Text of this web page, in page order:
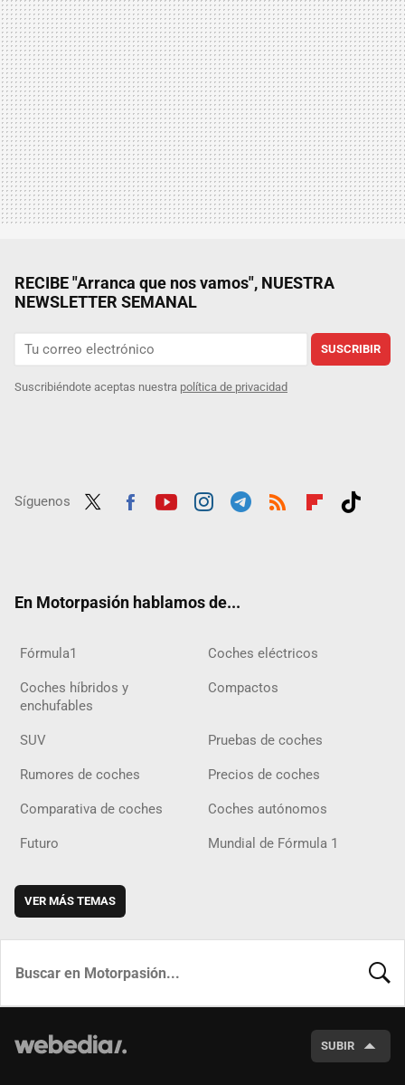
RECIBE "Arranca que nos vamos", NUESTRA
NEWSLETTER SEMANAL
SUSCRIBIR
Suscribiéndote aceptas nuestra política de privacidad
Síguenos
En Motorpasión hablamos de...
Fórmula1 Coches eléctricos
Coches híbridos y
enchufables
Compactos
SUV Pruebas de coches
Rumores de coches Precios de coches
Comparativa de coches Coches autónomos
Futuro Mundial de Fórmula 1
VER MÁS TEMAS
SUBIR